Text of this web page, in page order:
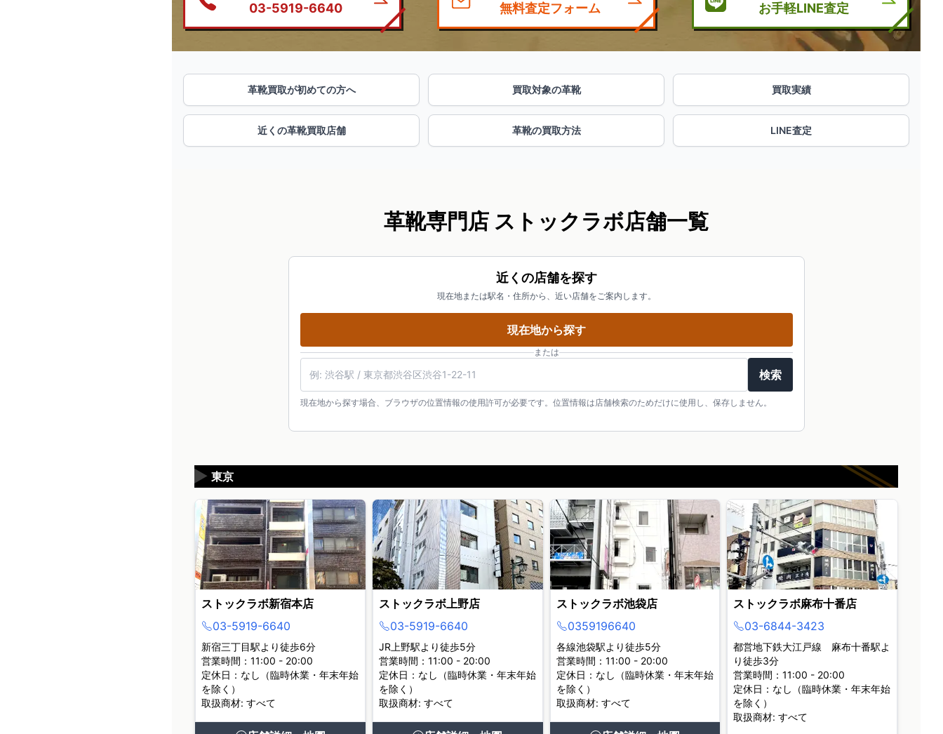
03-5919-6640 無料査定フォーム お手軽LINE査定
革靴買取が初めての方へ 買取対象の革靴 買取実績
近くの革靴買取店舗 革靴の買取方法 LINE査定
革靴専門店 ストックラボ店舗一覧
近くの店舗を探す
現在地または駅名・住所から、近い店舗をご案内します。
現在地から探す
または
検索
現在地から探す場合、ブラウザの位置情報の使用許可が必要です。位置情報は店舗検索のためだけに使用し、保存しません。
東京
▶
ストックラボ新宿本店
03-5919-6640
新宿三丁目駅より徒歩6分
営業時間：11:00 - 20:00
定休日：なし（臨時休業・年末年始
を除く）
取扱商材: すべて
ストックラボ上野店
03-5919-6640
JR上野駅より徒歩5分
営業時間：11:00 - 20:00
定休日：なし（臨時休業・年末年始
を除く）
取扱商材: すべて
ストックラボ池袋店
0359196640
各線池袋駅より徒歩5分
営業時間：11:00 - 20:00
定休日：なし（臨時休業・年末年始
を除く）
取扱商材: すべて
ストックラボ麻布十番店
03-6844-3423
都営地下鉄大江戸線 麻布十番駅よ
り徒歩3分
営業時間：11:00 - 20:00
定休日：なし（臨時休業・年末年始
を除く）
取扱商材: すべて